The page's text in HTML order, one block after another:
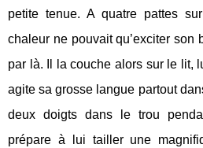
petite tenue. A quatre pattes
chaleur ne pouvait qu’exciter son
par là. Il la couche alors sur le lit,
agite sa grosse langue partout
deux doigts dans le trou
prépare à lui tailler une